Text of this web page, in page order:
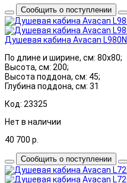
Сообщить о поступлении
Душевая кабина Avacan L980N
По длине и ширине, см: 80x80;
Высота, см: 200;
Высота поддона, см: 45;
Глубина поддона, см: 31
Код: 23325
Нет в наличии
40 700 р.
Сообщить о поступлении